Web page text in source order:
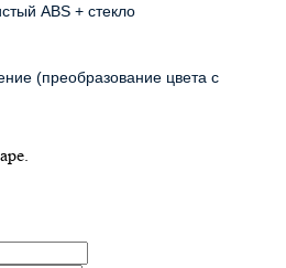
ABS + стекло
(преобразование цвета с